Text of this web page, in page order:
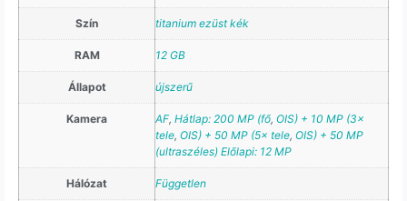
Szín titanium ezüst kék
RAM 12 GB
Állapot újszerű
Kamera AF, Hátlap: 200 MP (fő, OIS) + 10 MP (3×
tele, OIS) + 50 MP (5× tele, OIS) + 50 MP
(ultraszéles) Előlapi: 12 MP
Hálózat Független